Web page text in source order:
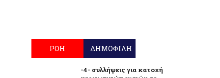
ΡΟΗ ΔΗΜΟΦΙΛΗ
-4- συλλήψεις για κατοχή